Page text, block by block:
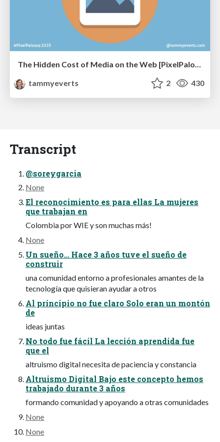
tammyeverts
2 430
Transcript
@soreygarcia
None
El reconocimiento es para ellas La mujeres
que trabajan en
Colombia por WIE y son muchas más!
None
Un sueño… Hace 3 años tuve el sueño de
construir
una comunidad entorno a profesionales amantes de la
tecnología que quisieran ayudar a otros
Al principio no fue claro Solo eran un montón
de
ideas juntas
No todo fue fácil La lección aprendida fue
que el
altruismo digital necesita de paciencia y constancia
Altruismo Digital Bajo este concepto hemos
trabajado durante 3 años
formando comunidad y apoyando a otras comunidades
None
None